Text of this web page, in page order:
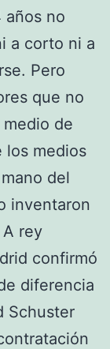
años no
a corto ni a
Pero
que no
de
los medios
del
inventaron
rey
confirmó
diferencia
Schuster